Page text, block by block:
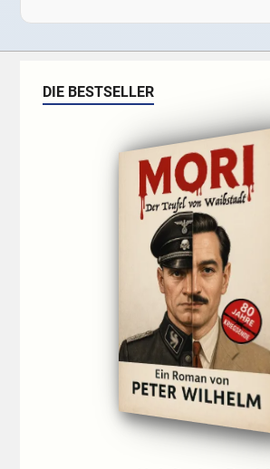
DIE BESTSELLER